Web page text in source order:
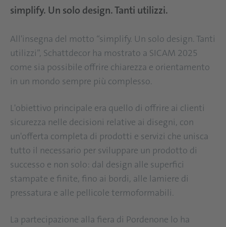
simplify. Un solo design. Tanti utilizzi.
All'insegna del motto “simplify. Un solo design. Tanti
utilizzi”, Schattdecor ha mostrato a SICAM 2025
come sia possibile offrire chiarezza e orientamento
in un mondo sempre più complesso.
L'obiettivo principale era quello di offrire ai clienti
sicurezza nelle decisioni relative ai disegni, con
un'offerta completa di prodotti e servizi che unisca
tutto il necessario per sviluppare un prodotto di
successo e non solo: dal design alle superfici
stampate e finite, fino ai bordi, alle lamiere di
pressatura e alle pellicole termoformabili.
La partecipazione alla fiera di Pordenone lo ha